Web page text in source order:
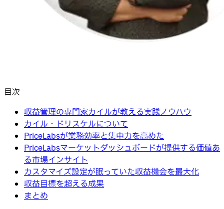
目次
収益管理の専門家カイルが教える実践ノウハウ
カイル・ドリスケルについて
PriceLabsが業務効率と集中力を高めた
PriceLabsマーケットダッシュボードが提供する価値あ
る市場インサイト
カスタマイズ設定が眠っていた収益機会を最大化
収益目標を超える成果
まとめ